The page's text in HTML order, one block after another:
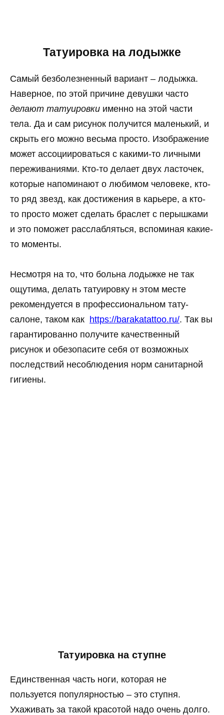
Татуировка на лодыжке
Самый безболезненный вариант – лодыжка.
Наверное, по этой причине девушки часто
делают татуировки именно на этой части
тела. Да и сам рисунок получится маленький, и
скрыть его можно весьма просто. Изображение
может ассоциироваться с какими-то личными
переживаниями. Кто-то делает двух ласточек,
которые напоминают о любимом человеке, кто-
то ряд звезд, как достижения в карьере, а кто-
то просто может сделать браслет с перышками
и это поможет расслабляться, вспоминая какие-
то моменты.
Несмотря на то, что больна лодыжке не так
ощутима, делать татуировку н этом месте
рекомендуется в профессиональном тату-
салоне, таком как https://barakatattoo.ru/. Так вы
гарантированно получите качественный
рисунок и обезопасите себя от возможных
последствий несоблюдения норм санитарной
гигиены.
Татуировка на ступне
Единственная часть ноги, которая не
пользуется популярностью – это ступня.
Ухаживать за такой красотой надо очень долго.